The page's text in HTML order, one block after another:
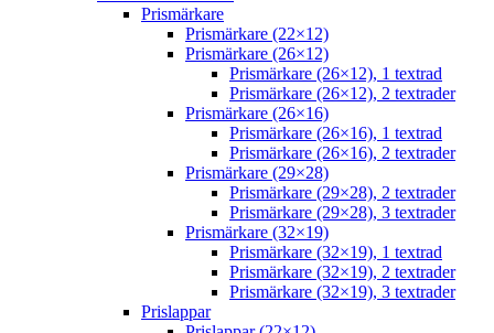
Prismärkare
Prismärkare (22×12)
Prismärkare (26×12)
Prismärkare (26×12), 1 textrad
Prismärkare (26×12), 2 textrader
Prismärkare (26×16)
Prismärkare (26×16), 1 textrad
Prismärkare (26×16), 2 textrader
Prismärkare (29×28)
Prismärkare (29×28), 2 textrader
Prismärkare (29×28), 3 textrader
Prismärkare (32×19)
Prismärkare (32×19), 1 textrad
Prismärkare (32×19), 2 textrader
Prismärkare (32×19), 3 textrader
Prislappar